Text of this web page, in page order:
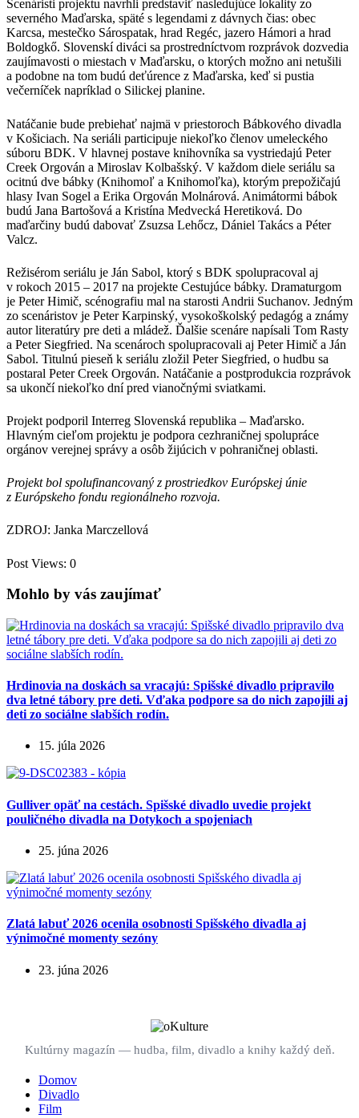
Scenáristi projektu navrhli predstaviť nasledujúce lokality zo
severného Maďarska, späté s legendami z dávnych čias: obec
Karcsa, mestečko Sárospatak, hrad Regéc, jazero Hámori a hrad
Boldogkő. Slovenskí diváci sa prostredníctvom rozprávok dozvedia
zaujímavosti o miestach v Maďarsku, o ktorých možno ani netušili
a podobne na tom budú deťúrence z Maďarska, keď si pustia
večerníček napríklad o Silickej planine.
Natáčanie bude prebiehať najmä v priestoroch Bábkového divadla
v Košiciach. Na seriáli participuje niekoľko členov umeleckého
súboru BDK. V hlavnej postave knihovníka sa vystriedajú Peter
Creek Orgován a Miroslav Kolbašský. V každom diele seriálu sa
ocitnú dve bábky (Knihomoľ a Knihomoľka), ktorým prepožičajú
hlasy Ivan Sogel a Erika Orgován Molnárová. Animátormi bábok
budú Jana Bartošová a Kristína Medvecká Heretiková. Do
maďarčiny budú dabovať Zsuzsa Lehőcz, Dániel Takács a Péter
Valcz.
Režisérom seriálu je Ján Sabol, ktorý s BDK spolupracoval aj
v rokoch 2015 – 2017 na projekte Cestujúce bábky. Dramaturgom
je Peter Himič, scénografiu mal na starosti Andrii Suchanov. Jedným
zo scenáristov je Peter Karpinský, vysokoškolský pedagóg a známy
autor literatúry pre deti a mládež. Ďalšie scenáre napísali Tom Rasty
a Peter Siegfried. Na scenároch spolupracovali aj Peter Himič a Ján
Sabol. Titulnú pieseň k seriálu zložil Peter Siegfried, o hudbu sa
postaral Peter Creek Orgován. Natáčanie a postprodukcia rozprávok
sa ukončí niekoľko dní pred vianočnými sviatkami.
Projekt podporil Interreg Slovenská republika – Maďarsko.
Hlavným cieľom projektu je podpora cezhraničnej spolupráce
orgánov verejnej správy a osôb žijúcich v pohraničnej oblasti.
Projekt bol spolufinancovaný z prostriedkov Európskej únie
z Európskeho fondu regionálneho rozvoja.
ZDROJ: Janka Marczellová
Post Views: 0
Mohlo by vás zaujímať
Hrdinovia na doskách sa vracajú: Spišské divadlo pripravilo
dva letné tábory pre deti. Vďaka podpore sa do nich zapojili aj
deti zo sociálne slabších rodín.
15. júla 2026
Gulliver opäť na cestách. Spišské divadlo uvedie projekt
pouličného divadla na Dotykoch a spojeniach
25. júna 2026
Zlatá labuť 2026 ocenila osobnosti Spišského divadla aj
výnimočné momenty sezóny
23. júna 2026
Kultúrny magazín — hudba, film, divadlo a knihy každý deň.
Domov
Divadlo
Film